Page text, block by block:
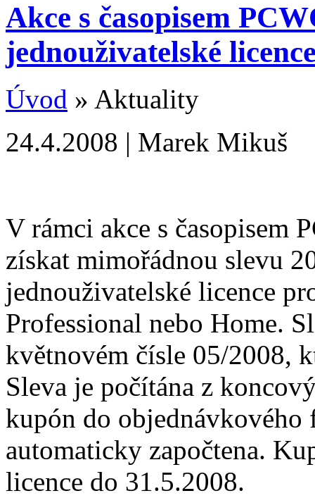
Akce s časopisem
jednouživatelské
Úvod » Aktuality
24.4.2008 | Marek Mikuš
V rámci akce s časopisem
získat mimořádnou slevu
jednouživatelské licence
Professional nebo Home.
květnovém čísle 05/2008,
Sleva je počítána z
kupón do objednávkového
automaticky započtena.
licence do 31.5.2008.